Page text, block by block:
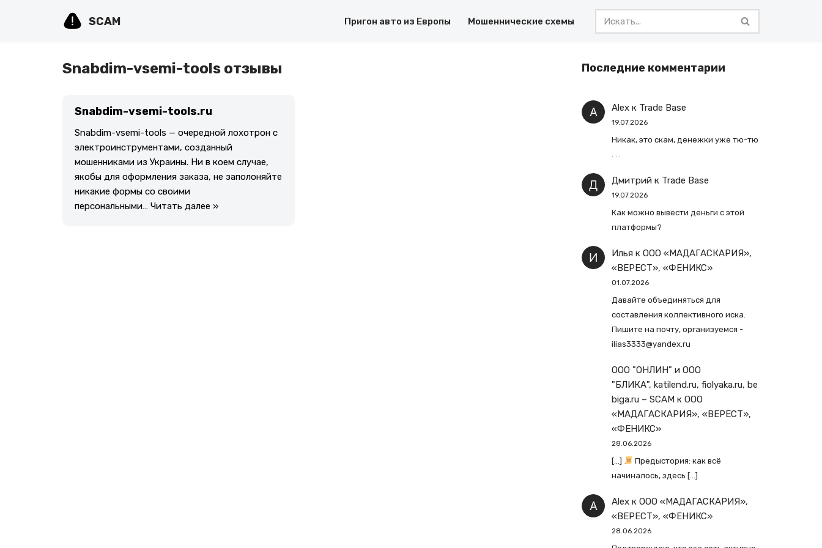
содержимому
SCAM Пригон авто из Европы Мошеннические схемы
Snabdim-vsemi-tools отзывы
Snabdim-vsemi-tools.ru
Snabdim-vsemi-tools — очередной лохотрон с
электроинструментами, созданный
мошенниками из Украины. Ни в коем случае,
якобы для оформления заказа, не заполоняйте
никакие формы со своими
персональными… Читать далее »
Последние комментарии
Alexк Trade Base
19.07.2026
Никак, это скам, денежки уже тю-тю
Дмитрийк Trade Base
19.07.2026
Как можно вывести деньги с этой
платформы?
Ильяк ООО «МАДАГАСКАРИЯ»,
«ВЕРЕСТ», «ФЕНИКС»
01.07.2026
Давайте объединяться для
составления коллективного иска.
Пишите на почту, организуемся -
ilias3333@yandex.ru
ООО "ОНЛИН" и ООО
"БЛИКА", katilend.ru, fiolyaka.ru, be
biga.ru – SCAMк ООО
«МАДАГАСКАРИЯ», «ВЕРЕСТ»,
«ФЕНИКС»
28.06.2026
[…]
Предыстория: как всё
начиналось, здесь […]
Alexк ООО «МАДАГАСКАРИЯ»,
«ВЕРЕСТ», «ФЕНИКС»
28.06.2026